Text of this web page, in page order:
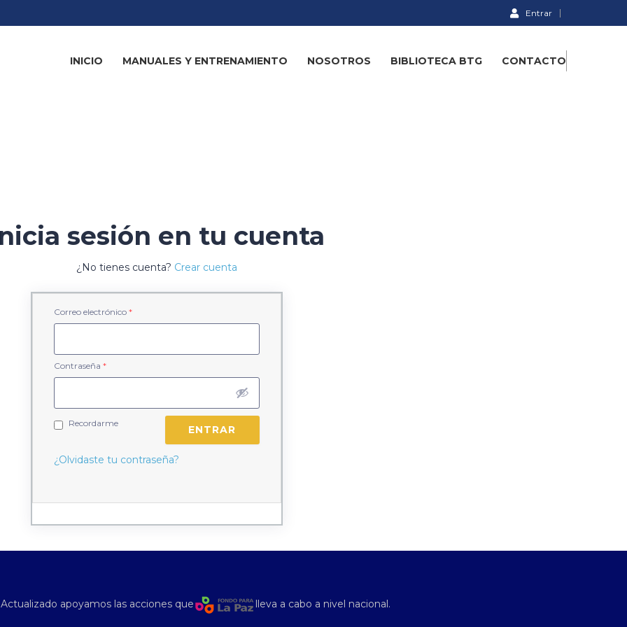
Entrar
INICIO MANUALES Y ENTRENAMIENTO NOSOTROS BIBLIOTECA BTG CONTACTO
sesión en tu cuenta
¿No tienes cuenta? Crear cuenta
Correo electrónico *
Contraseña *
Recordarme
¿Olvidaste tu contraseña?
apoyamos las acciones que
lleva a cabo a nivel nacional.